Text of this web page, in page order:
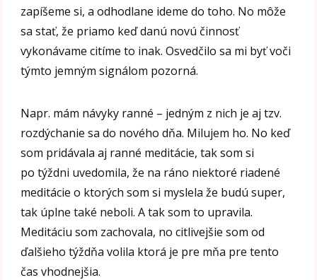
zapíšeme si, a odhodlane ideme do toho. No môže
sa stať, že priamo keď danú novú činnosť
vykonávame citíme to inak. Osvedčilo sa mi byť voči
týmto jemným signálom pozorná.
Napr. mám návyky ranné – jedným z nich je aj tzv.
rozdýchanie sa do nového dňa. Milujem ho. No keď
som pridávala aj ranné meditácie, tak som si
po týždni uvedomila, že na ráno niektoré riadené
meditácie o ktorých som si myslela že budú super,
tak úplne také neboli. A tak som to upravila.
Meditáciu som zachovala, no citlivejšie som od
ďalšieho týždňa volila ktorá je pre mňa pre tento
čas vhodnejšia.